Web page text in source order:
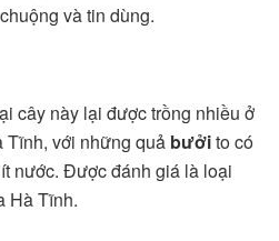
và tin dùng.
cây này lại được trồng nhiều ở
Tĩnh, với những quả bưởito có
nước. Được đánh giá là loại
Hà Tĩnh.